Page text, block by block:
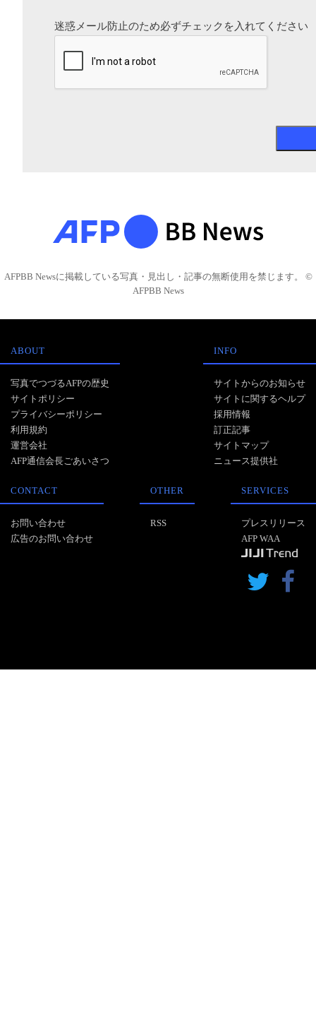
迷惑メール防止のため必ずチェックを入れてください
AFPBB Newsに掲載している写真・見出し・記事の無断使用を禁じます。 ©
AFPBB News
ABOUT
写真でつづるAFPの歴史
サイトポリシー
プライバシーポリシー
利用規約
運営会社
AFP通信会長ごあいさつ
INFO
サイトからのお知らせ
サイトに関するヘルプ
採用情報
訂正記事
サイトマップ
ニュース提供社
CONTACT
お問い合わせ
広告のお問い合わせ
OTHER
RSS
SERVICES
プレスリリース
AFP WAA